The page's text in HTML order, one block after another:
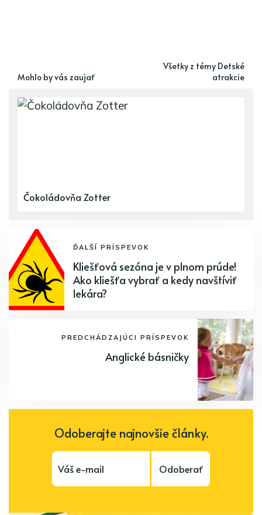
Mohlo by vás zaujať
Všetky z témy Detské
atrakcie
Čokoládovňa Zotter
ĎALŠÍ PRÍSPEVOK
Kliešťová sezóna je v plnom prúde!
Ako kliešťa vybrať a kedy navštíviť
lekára?
PREDCHÁDZAJÚCI PRÍSPEVOK
Anglické básničky
Odoberajte najnovšie články.
Odoberať